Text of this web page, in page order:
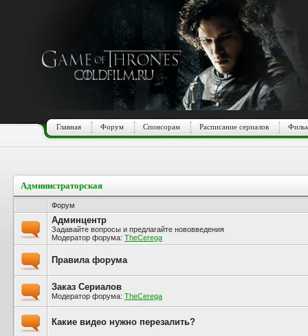
Главная Форум Спонсорам Расписание сериалов
Администраторская
Форум
Админцентр
Задавайте вопросы и предлагайте нововведения
Модератор форума: TheCerega
Правила форума
Заказ Сериалов
Модератор форума: TheCerega
Какие видео нужно перезалить?